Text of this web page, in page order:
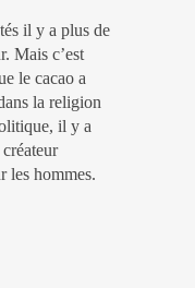
il y a plus de
Mais c’est
le cacao a
la religion
il y a
les hommes.